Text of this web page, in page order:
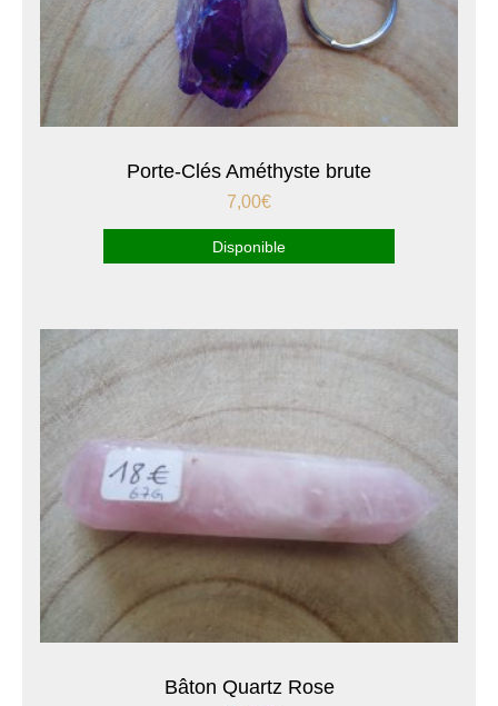
Porte-Clés Améthyste brute
7,00€
Disponible
Bâton Quartz Rose